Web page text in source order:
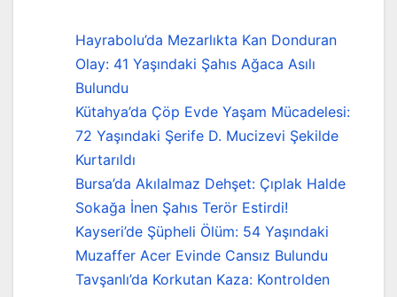
Hayrabolu’da Mezarlıkta Kan Donduran
Olay: 41 Yaşındaki Şahıs Ağaca Asılı
Bulundu
Kütahya’da Çöp Evde Yaşam Mücadelesi:
72 Yaşındaki Şerife D. Mucizevi Şekilde
Kurtarıldı
Bursa’da Akılalmaz Dehşet: Çıplak Halde
Sokağa İnen Şahıs Terör Estirdi!
Kayseri’de Şüpheli Ölüm: 54 Yaşındaki
Muzaffer Acer Evinde Cansız Bulundu
Tavşanlı’da Korkutan Kaza: Kontrolden